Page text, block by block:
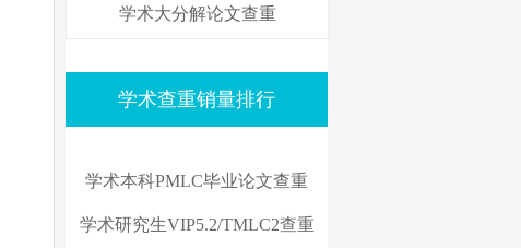
学术大分解论文查重
学术查重销量排行
学术本科PMLC毕业论文查重
学术研究生VIP5.2/TMLC2查重